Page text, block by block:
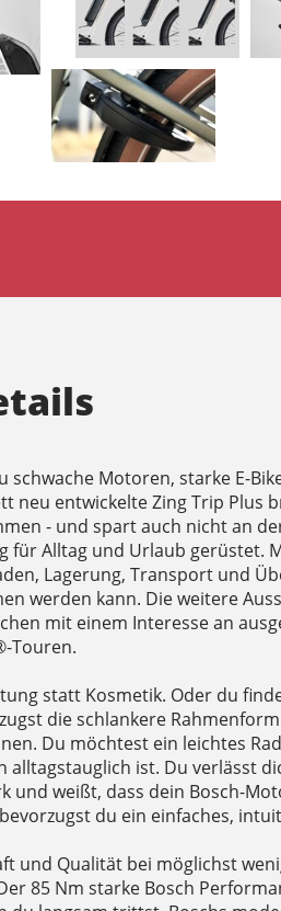
schwache Motoren, starke E-
neu entwickelte Zing Trip Plus
- und spart auch nicht an
für Alltag und Urlaub gerüstet.
Lagerung, Transport und
werden kann. Die weitere
mit einem Interesse an
Touren.
statt Kosmetik. Oder du
die schlankere
Du möchtest ein leichtes
alltagstauglich ist. Du verlässt
und weißt, dass dein Bosch-
du ein einfaches,
und Qualität bei möglichst
85 Nm starke Bosch